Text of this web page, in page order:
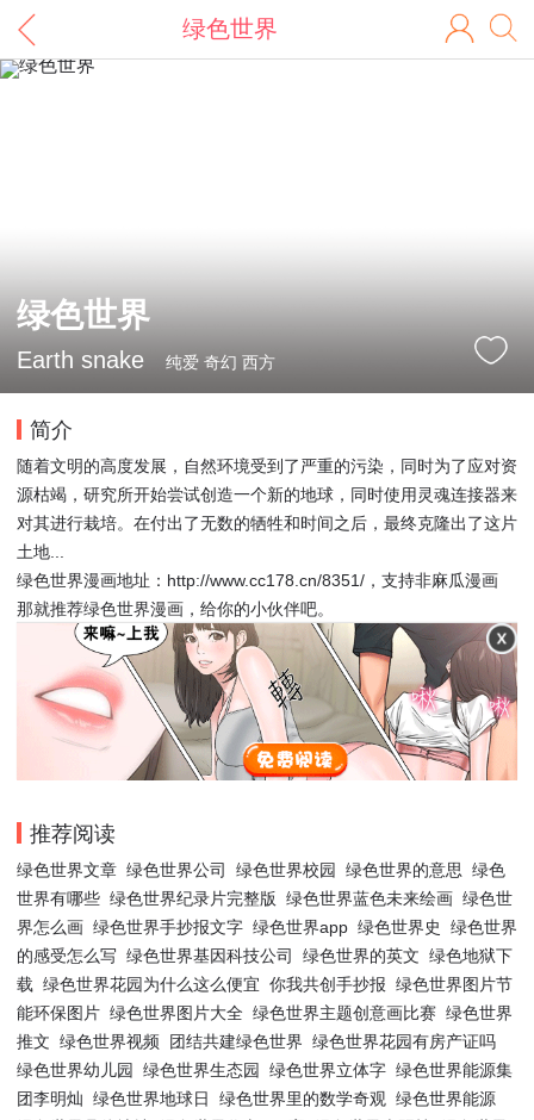
绿色世界
绿色世界
Earth snake 纯爱 奇幻 西方
简介
随着文明的高度发展，自然环境受到了严重的污染，同时为了应对资
源枯竭，研究所开始尝试创造一个新的地球，同时使用灵魂连接器来
对其进行栽培。在付出了无数的牺牲和时间之后，最终克隆出了这片
土地...
绿色世界漫画地址：http://www.cc178.cn/8351/，支持非麻瓜漫画
那就推荐绿色世界漫画，给你的小伙伴吧。
推荐阅读
绿色世界文章 绿色世界公司 绿色世界校园 绿色世界的意思 绿色
世界有哪些 绿色世界纪录片完整版 绿色世界蓝色未来绘画 绿色世
界怎么画 绿色世界手抄报文字 绿色世界app 绿色世界史
绿色世界
的感受怎么写 绿色世界基因科技公司 绿色世界的英文 绿色地狱下
载 绿色世界花园为什么这么便宜 你我共创手抄报 绿色世界图片节
能环保图片 绿色世界图片大全 绿色世界主题创意画比赛 绿色世界
推文 绿色世界视频 团结共建绿色世界 绿色世界花园有房产证吗
绿色世界幼儿园
绿色世界生态园 绿色世界立体字 绿色世界能源集
团李明灿 绿色世界地球日 绿色世界里的数学奇观 绿色世界能源